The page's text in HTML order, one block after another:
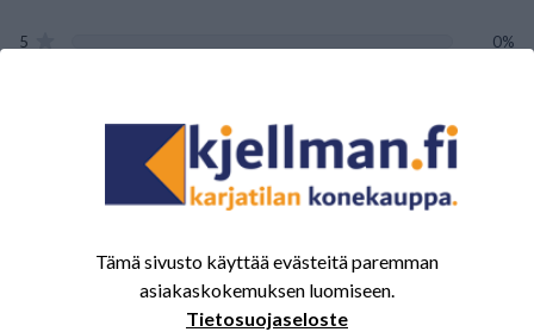
5
0%
Tälle tuotteelle ei ole vielä arvioita. Kirjaudu sisään ja
Tämä sivusto käyttää evästeitä paremman
asiakaskokemuksen luomiseen.
Tietosuojaseloste